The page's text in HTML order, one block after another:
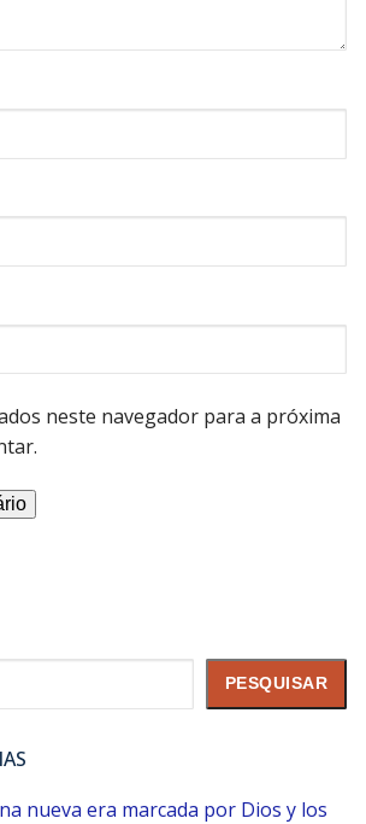
neste navegador para a próxima
PESQUISAR
nueva era marcada por Dios y los